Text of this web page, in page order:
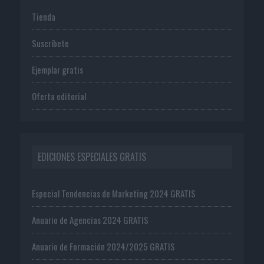
Tienda
Suscríbete
Ejemplar gratis
Oferta editorial
EDICIONES ESPECIALES GRATIS
Especial Tendencias de Marketing 2024 GRATIS
Anuario de Agencias 2024 GRATIS
Anuario de Formación 2024/2025 GRATIS